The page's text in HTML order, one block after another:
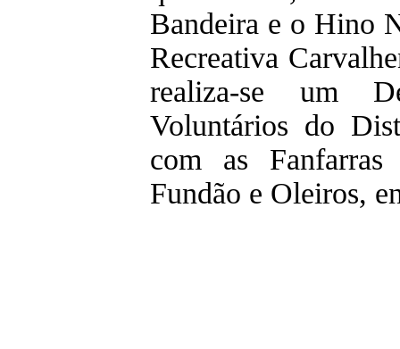
Bandeira e o Hino
Recreativa
realiza-se um
Voluntários do
com as
Fundão e Oleiros,